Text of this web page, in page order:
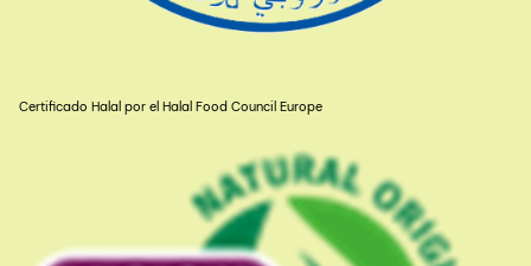
Certificado Halal por el Halal Food Council Europe